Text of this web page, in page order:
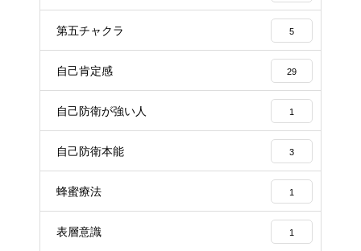
第五チャクラ 5
自己肯定感 29
自己防衛が強い人 1
自己防衛本能 3
蜂蜜療法 1
表層意識 1